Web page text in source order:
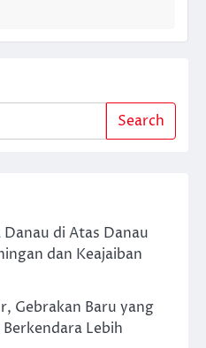
Search
di Atas Danau
dan Keajaiban
Gebrakan Baru yang
Lebih